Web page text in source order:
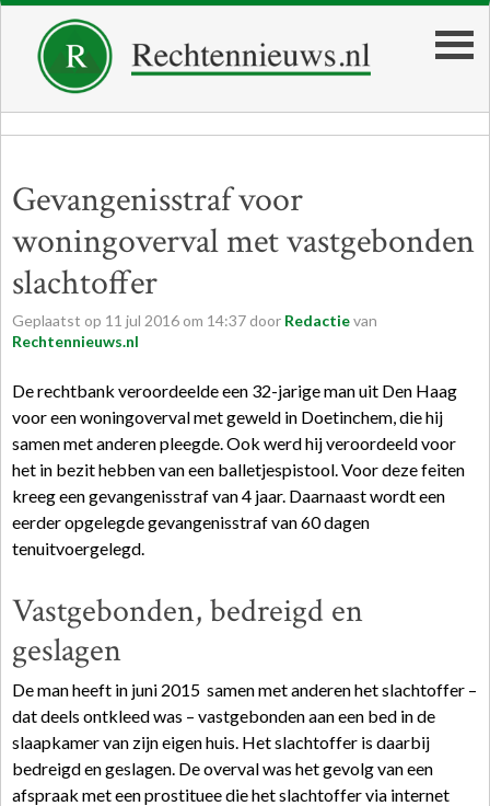
Gevangenisstraf voor
woningoverval met vastgebonden
slachtoffer
Geplaatst op 11 jul 2016 om 14:37 door Redactievan
Rechtennieuws.nl
Derechtbank veroordeelde een 32-jarige man uit Den Haag
voor een woningoverval met geweld in Doetinchem, die hij
samen met anderen pleegde. Ook werd hij veroordeeld voor
het in bezit hebben van een balletjespistool. Voor deze feiten
kreeg een gevangenisstraf van 4 jaar. Daarnaast wordt een
eerder opgelegde gevangenisstraf van 60 dagen
tenuitvoergelegd.
Vastgebonden, bedreigd en
geslagen
De man heeft in juni 2015 samen met anderen het slachtoffer –
dat deels ontkleed was – vastgebonden aan een bed in de
slaapkamer van zijn eigen huis. Het slachtoffer is daarbij
bedreigd en geslagen. De overval was het gevolg van een
afspraak met een prostituee die het slachtoffer via internet